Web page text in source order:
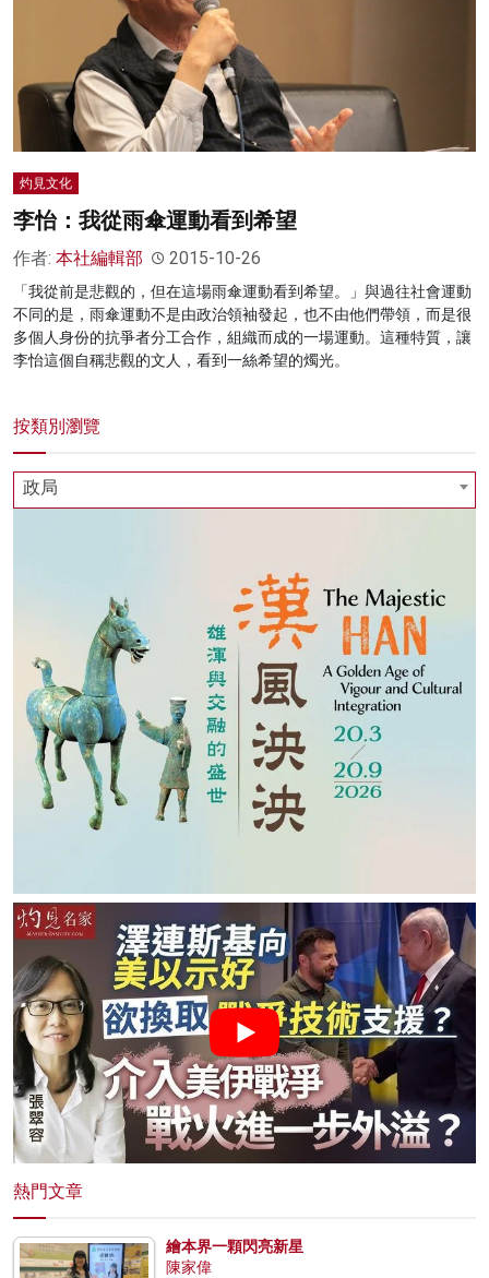
灼見文化
李怡：我從雨傘運動看到希望
作者: 本社編輯部 2015-10-26
「我從前是悲觀的，但在這場雨傘運動看到希望。」與過往社會運動
不同的是，雨傘運動不是由政治領袖發起，也不由他們帶領，而是很
多個人身份的抗爭者分工合作，組織而成的一場運動。這種特質，讓
李怡這個自稱悲觀的文人，看到一絲希望的燭光。
按類別瀏覽
政局
熱門文章
繪本界一顆閃亮新星
陳家偉